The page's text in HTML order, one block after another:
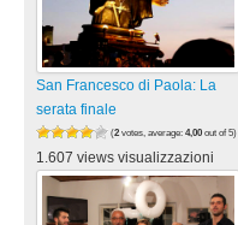
San Francesco di Paola: La
serata finale
(2 votes, average: 4,00 out of 5)
1.607 views visualizzazioni